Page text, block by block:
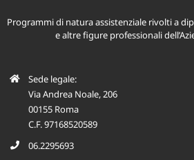
Programmi di natura assistenziale rivolti a
Sede legale:
Via Andrea Noale, 206
00155 Roma